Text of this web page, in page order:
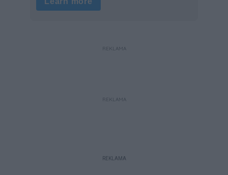
REKLAMA
REKLAMA
REKLAMA